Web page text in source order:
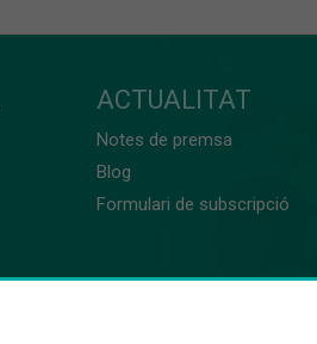
ACTUALITAT
Notes de premsa
Blog
Formulari de subscripció